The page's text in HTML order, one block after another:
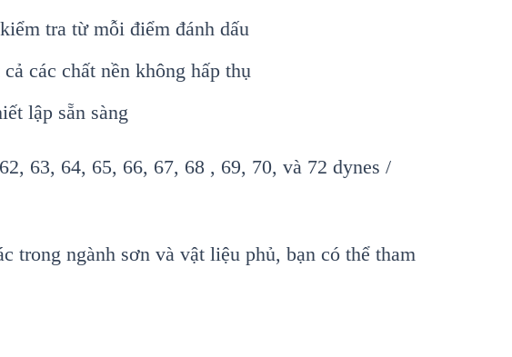
tra từ mỗi điểm đánh dấu
các chất nền không hấp thụ
lập sẵn sàng
63, 64, 65, 66, 67, 68 , 69, 70, và 72 dynes /
trong ngành sơn và vật liệu phủ, bạn có thể tham